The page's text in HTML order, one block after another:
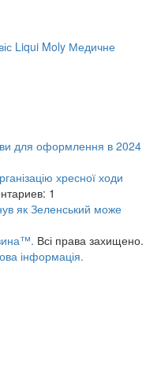
Liqui Moly Медичне
для оформлення в 2024
хресної ходи
1
як Зеленський може
Всі права захищено.
інформація.